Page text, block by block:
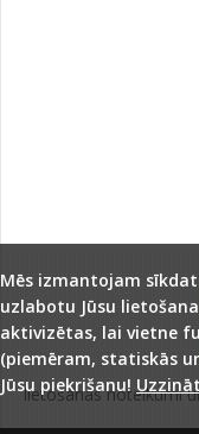
lietošanas noteikumi
Mēs izmantojam
uzlabotu Jūsu
aktivizētas, lai vietne
(piemēram, statiskās
Jūsu piekrišanu!